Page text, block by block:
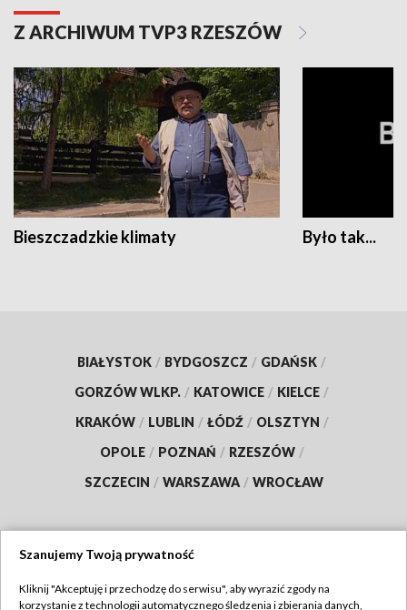
Z ARCHIWUM TVP3 RZESZÓW
Bieszczadzkie klimaty Było tak...
BIAŁYSTOK / BYDGOSZCZ / GDAŃSK /
GORZÓW WLKP. / KATOWICE / KIELCE /
KRAKÓW / LUBLIN / ŁÓDŹ / OLSZTYN /
OPOLE / POZNAŃ / RZESZÓW /
SZCZECIN / WARSZAWA / WROCŁAW
Szanujemy Twoją prywatność
Kliknij "Akceptuję i przechodzę do serwisu", aby wyrazić zgody na
korzystanie z technologii automatycznego śledzenia i zbierania danych,